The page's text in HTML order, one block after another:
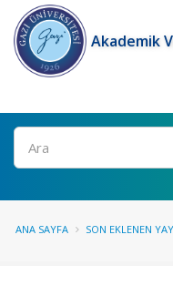
Akademik
Ara
ANA SAYFA SON EKLENEN